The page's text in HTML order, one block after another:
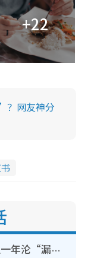
+22
？网友神分
“居屋王”启德启悦苑入伙不足一年沦“漏水之王”！插座喷火花致大停电 多户业主全屋家电报废